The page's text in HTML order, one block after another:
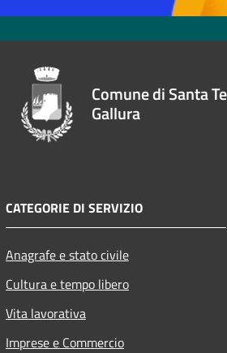
Comune di Santa
Gallura
CATEGORIE DI SERVIZIO
Anagrafe e stato civile
Cultura e tempo libero
Vita lavorativa
Imprese e Commercio